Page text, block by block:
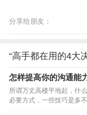
分享给朋友：
“高手都在用的4大
怎样提高你的沟通能
所谓万丈高楼平地起，什
必要方式，一些技巧是多
多的技巧，也是白搭，根